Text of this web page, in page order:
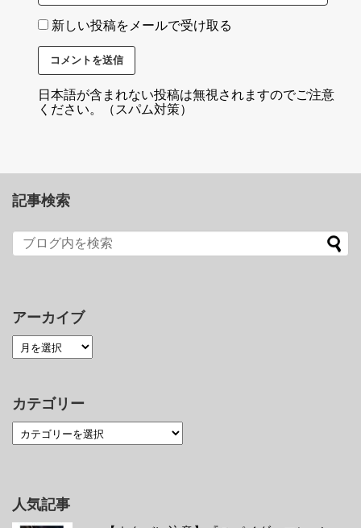
新しい投稿をメールで受け取る
日本語が含まれない投稿は無視されますのでご注意
ください。（スパム対策）
記事検索
アーカイブ
カテゴリー
人気記事